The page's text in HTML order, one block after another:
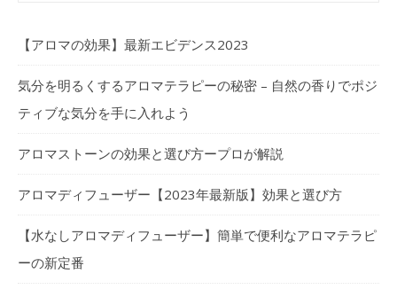
【アロマの効果】最新エビデンス2023
気分を明るくするアロマテラピーの秘密 – 自然の香りでポジ
ティブな気分を手に入れよう
アロマストーンの効果と選び方ープロが解説
アロマディフューザー【2023年最新版】効果と選び方
【水なしアロマディフューザー】簡単で便利なアロマテラピ
ーの新定番